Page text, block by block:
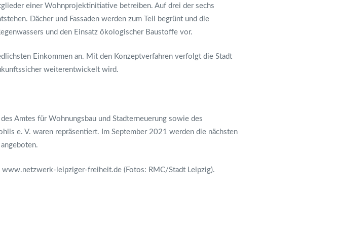
einer Wohnprojektinitiative betreiben. Auf drei der sechs
Dächer und Fassaden werden zum Teil begrünt und die
und den Einsatz ökologischer Baustoffe vor.
Einkommen an. Mit den Konzeptverfahren verfolgt die Stadt
weiterentwickelt wird.
Amtes für Wohnungsbau und Stadterneuerung sowie des
e. V. waren repräsentiert. Im September 2021 werden die nächsten
www.netzwerk-leipziger-freiheit.de (Fotos: RMC/Stadt Leipzig).